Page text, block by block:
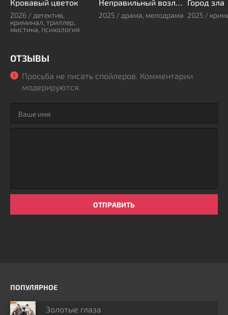
Кровавый цветок
2026 / детектив,
криминал, триллер,
мистика, психология
Неправильный возлюбленный
2025 / драма, мелодрама
Город зла
2025 /
ОТЗЫВЫ
Просьба не писать спойлеров. Комментарии
модерируются.
ОТПРАВИТЬ
ПОПУЛЯРНОЕ
Золотые глаза